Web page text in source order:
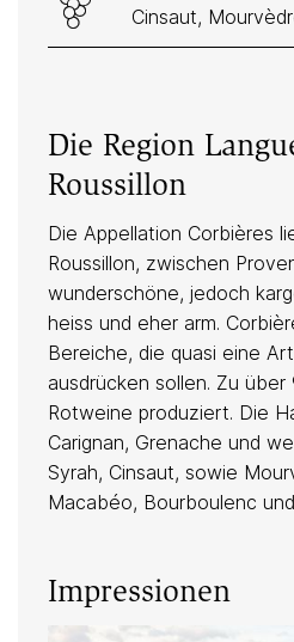
Cinsaut,
Die Region
Roussillon
Die Appellation Corbières
Roussillon, zwischen
wunderschöne, jedoch
heiss und eher arm.
Bereiche, die quasi eine
ausdrücken sollen. Zu über
Rotweine produziert. Die
Carignan, Grenache und
Syrah, Cinsaut, sowie
Macabéo, Bourboulenc
Impressionen